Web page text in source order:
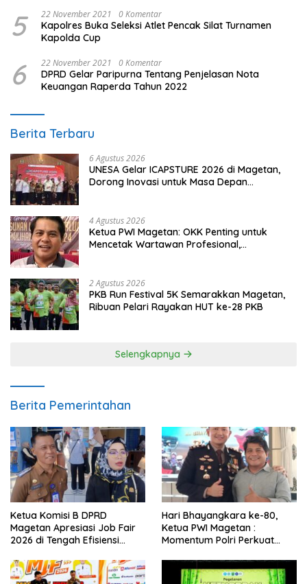
5 22 November 2021 0 Komentar
Kapolres Buka Seleksi Atlet Pencak Silat Turnamen
Kapolda Cup
6 22 November 2021 0 Komentar
DPRD Gelar Paripurna Tentang Penjelasan Nota
Keuangan Raperda Tahun 2022
Berita Terbaru
6 Agustus 2026
UNESA Gelar ICAPSTURE 2026 di Magetan,
Dorong Inovasi untuk Masa Depan
4 Agustus 2026
Ketua PWI Magetan: OKK Penting untuk
Mencetak Wartawan Profesional,
2 Agustus 2026
PKB Run Festival 5K Semarakkan Magetan,
Ribuan Pelari Rayakan HUT ke-28 PKB
Selengkapnya
Berita Pemerintahan
Ketua Komisi B DPRD
Magetan Apresiasi Job Fair
2026 di Tengah Efisiensi
Hari Bhayangkara ke-80,
Ketua PWI Magetan :
Momentum Polri Perkuat